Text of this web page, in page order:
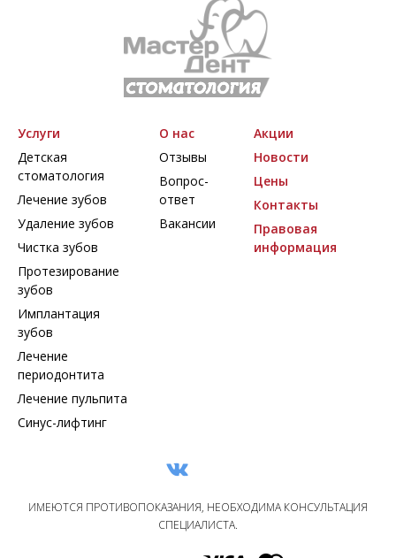
Услуги
Детская
стоматология
Лечение зубов
Удаление зубов
Чистка зубов
Протезирование
зубов
Имплантация
зубов
Лечение
периодонтита
Лечение пульпита
Синус-лифтинг
О нас
Отзывы
Вопрос-
ответ
Вакансии
Акции
Новости
Цены
Контакты
Правовая
информация
ИМЕЮТСЯ ПРОТИВОПОКАЗАНИЯ, НЕОБХОДИМА КОНСУЛЬТАЦИЯ
СПЕЦИАЛИСТА.